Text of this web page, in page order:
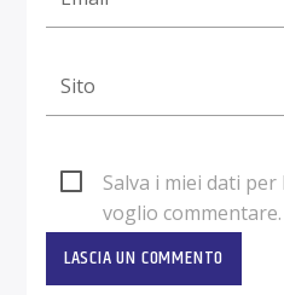
Salva i miei dati
voglio commentare.